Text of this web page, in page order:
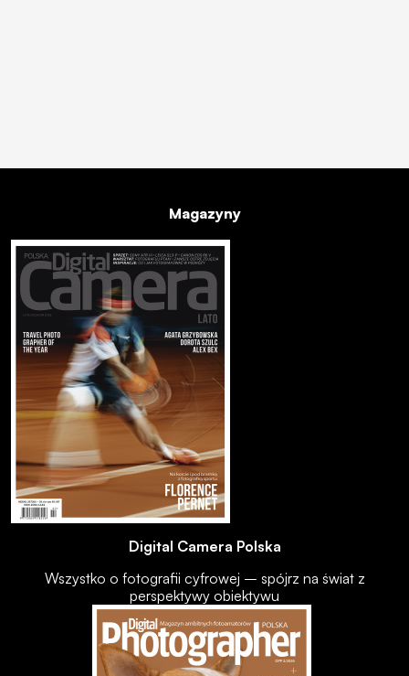
Magazyny
Digital Camera Polska
Wszystko o fotografii cyfrowej – spójrz na świat z
perspektywy obiektywu